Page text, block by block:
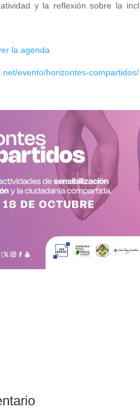
y la reflexión sobre la
la agenda
evento/horizontes-compartidos/